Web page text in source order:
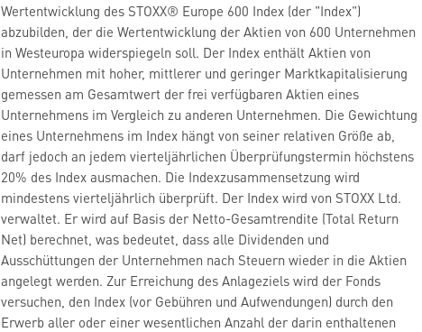
Wertentwicklung des STOXX® Europe 600 Index (der "Index")
abzubilden, der die Wertentwicklung der Aktien von 600 Unternehmen
in Westeuropa widerspiegeln soll. Der Index enthält Aktien von
Unternehmen mit hoher, mittlerer und geringer Marktkapitalisierung
gemessen am Gesamtwert der frei verfügbaren Aktien eines
Unternehmens im Vergleich zu anderen Unternehmen. Die Gewichtung
eines Unternehmens im Index hängt von seiner relativen Größe ab,
darf jedoch an jedem vierteljährlichen Überprüfungstermin höchstens
20% des Index ausmachen. Die Indexzusammensetzung wird
mindestens vierteljährlich überprüft. Der Index wird von STOXX Ltd.
verwaltet. Er wird auf Basis der Netto-Gesamtrendite (Total Return
Net) berechnet, was bedeutet, dass alle Dividenden und
Ausschüttungen der Unternehmen nach Steuern wieder in die Aktien
angelegt werden. Zur Erreichung des Anlageziels wird der Fonds
versuchen, den Index (vor Gebühren und Aufwendungen) durch den
Erwerb aller oder einer wesentlichen Anzahl der darin enthaltenen